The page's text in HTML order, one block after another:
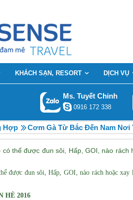
KHÁCH SẠN, RESORT DỊCH VỤ
Ms. Tuyết Chinh
0916 172 338
Hợp Cơm Gà Từ Bắc Đến Nam
thể được đun sôi, Hấp, GOI, nào
được đun sôi, Hấp, GOI, nào rách hoặc
HÈ 2016